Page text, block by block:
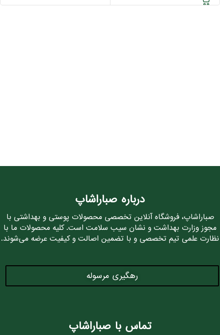
درباره صباراشاپ
صباراشاپ، فروشگاه آنلاین تخصصی محصولات پوستی و بهداشتی با
مجوز وزارت بهداشت و نشان سیب سلامت است. کلیه محصولات ما با
نظارت علمی تیم تخصصی و با تضمین اصالت و کیفیت عرضه می‌شوند.
رهگیری مرسوله
تماس با صباراشاپ